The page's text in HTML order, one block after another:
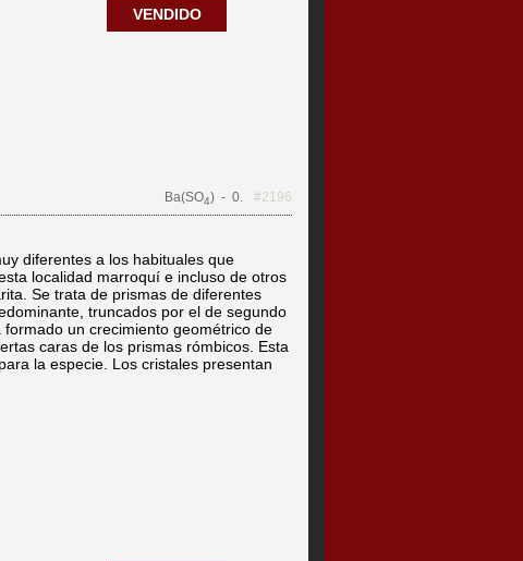
VENDIDO
Ba(SO4) - 0.
#2196
diferentes a los habituales que
localidad marroquí e incluso de otros
Se trata de prismas de diferentes
truncados por el de segundo
un crecimiento geométrico de
caras de los prismas rómbicos. Esta
la especie. Los cristales presentan